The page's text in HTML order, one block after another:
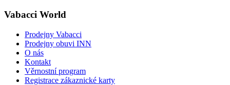
Vabacci World
Prodejny Vabacci
Prodejny obuvi INN
O nás
Kontakt
Věrnostní program
Registrace zákaznické karty